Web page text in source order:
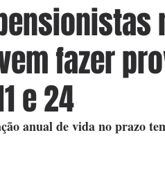
fazer
e 24
anual de vida no prazo